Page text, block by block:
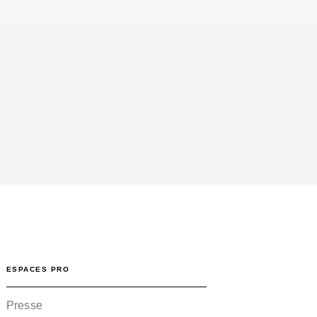
ESPACES PRO
Presse